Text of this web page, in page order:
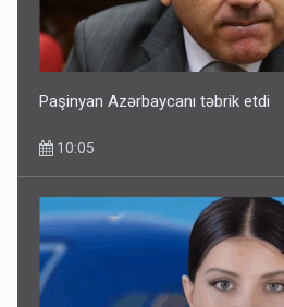
Paşinyan Azərbaycanı təbrik etdi
10:05